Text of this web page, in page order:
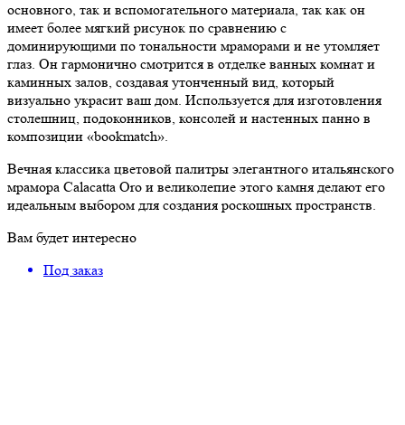
основного, так и вспомогательного материала, так как он
имеет более мягкий рисунок по сравнению с
доминирующими по тональности мраморами и не утомляет
глаз. Он гармонично смотрится в отделке ванных комнат и
каминных залов, создавая утонченный вид, который
визуально украсит ваш дом. Используется для изготовления
столешниц, подоконников, консолей и настенных панно в
композиции «bookmatch».
Вечная классика цветовой палитры элегантного итальянского
мрамора Calacatta Oro и великолепие этого камня делают его
идеальным выбором для создания роскошных пространств.
Вам будет интересно
Под заказ